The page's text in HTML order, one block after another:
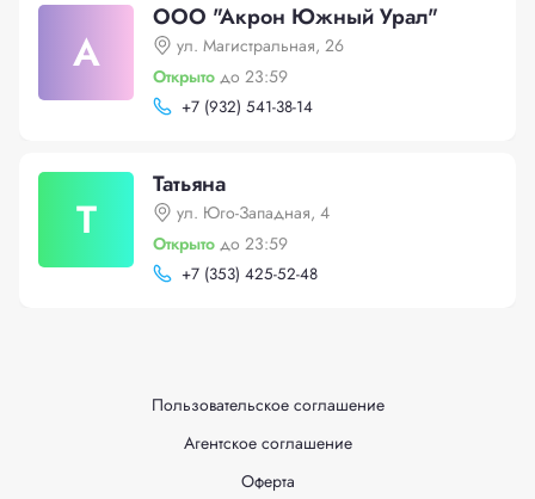
А
ООО "Акрон Южный Урал"
ул. Магистральная, 26
Открыто до 23:59
+7 (932) 541-38-14
Т
Татьяна
ул. Юго-Западная, 4
Открыто до 23:59
+7 (353) 425-52-48
Пользовательское соглашение
Агентское соглашение
Оферта